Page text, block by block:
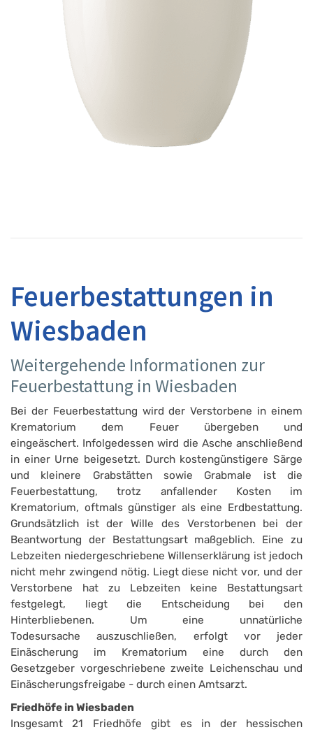
Feuerbestattungen in
Wiesbaden
Weitergehende Informationen zur
Feuerbestattung in Wiesbaden
Bei der Feuerbestattung wird der Verstorbene in einem
Krematorium dem Feuer übergeben und
eingeäschert. Infolgedessen wird die Asche anschließend
in einer Urne beigesetzt. Durch kostengünstigere Särge
und kleinere Grabstätten sowie Grabmale ist die
Feuerbestattung, trotz anfallender Kosten im
Krematorium, oftmals günstiger als eine Erdbestattung.
Grundsätzlich ist der Wille des Verstorbenen bei der
Beantwortung der Bestattungsart maßgeblich. Eine zu
Lebzeiten niedergeschriebene Willenserklärung ist jedoch
nicht mehr zwingend nötig. Liegt diese nicht vor, und der
Verstorbene hat zu Lebzeiten keine Bestattungsart
festgelegt, liegt die Entscheidung bei den
Hinterbliebenen. Um eine unnatürliche
Todesursache auszuschließen, erfolgt vor jeder
Einäscherung im Krematorium eine durch den
Gesetzgeber vorgeschriebene zweite Leichenschau und
Einäscherungsfreigabe - durch einen Amtsarzt.
Friedhöfe in Wiesbaden
Insgesamt 21 Friedhöfe gibt es in der hessischen